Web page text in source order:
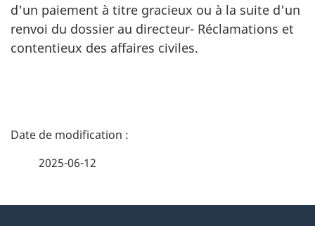
d'un paiement à titre gracieux ou à la suite d'un
renvoi du dossier au directeur- Réclamations et
contentieux des affaires civiles.
D
2025-06-12